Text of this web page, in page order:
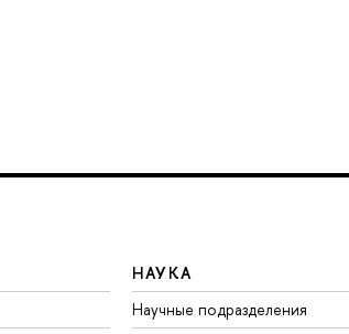
НАУКА
Научные подразделения